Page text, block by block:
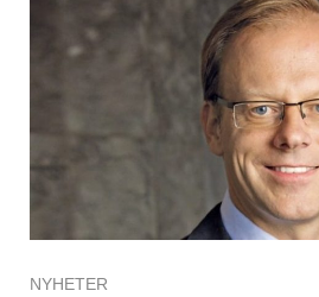
NYHETER